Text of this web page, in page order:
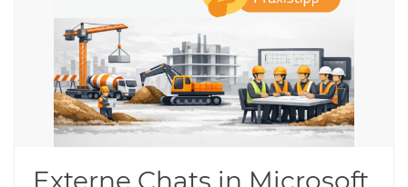
Externe Chats in Microsoft